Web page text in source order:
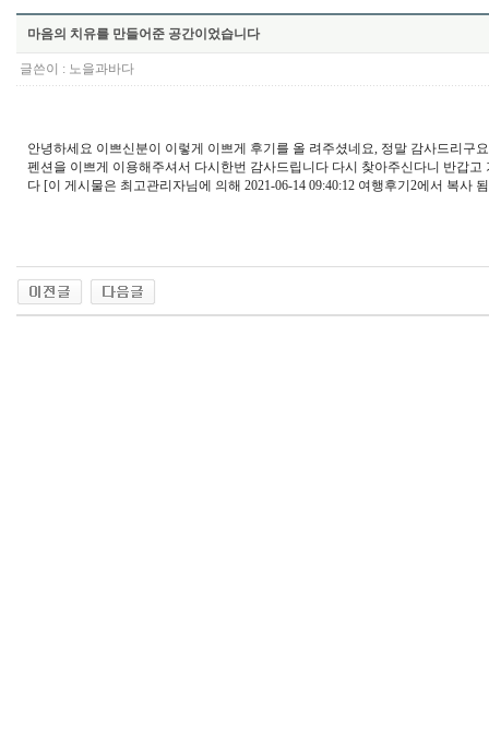
마음의 치유를 만들어준 공간이었습니다
글쓴이 : 노을과바다
안녕하세요 이쁘신분이 이렇게 이쁘게 후기를 올 려주셨네요, 정말 감사드리
펜션을 이쁘게 이용해주셔서 다시한번 감사드립니다 다시 찾아주신다니 반갑
다 [이 게시물은 최고관리자님에 의해 2021-06-14 09:40:12 여행후기2에서 복사